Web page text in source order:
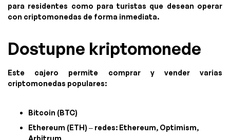
para residentes como para turistas que desean operar
con criptomonedas de forma inmediata.
Dostupne kriptomonede
Este cajero permite comprar y vender varias
criptomonedas populares:
Bitcoin (BTC)
Ethereum (ETH) – redes: Ethereum, Optimism,
Arbitrum